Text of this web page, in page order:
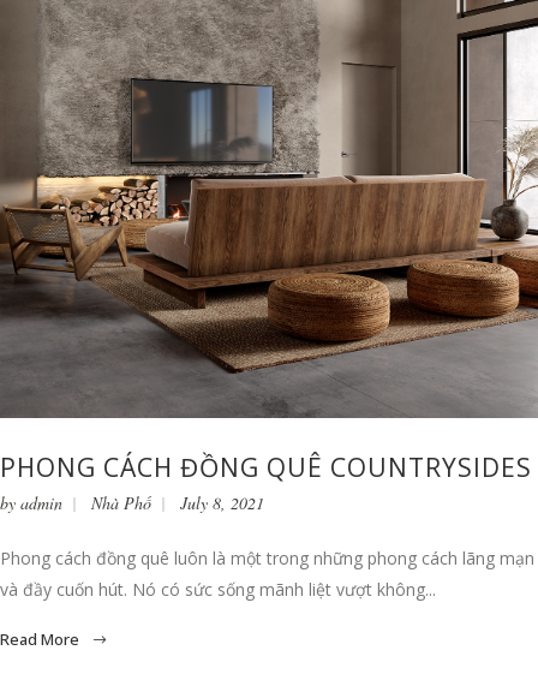
PHONG CÁCH ĐỒNG QUÊ COUNTRYSIDES
by admin Nhà Phố July 8, 2021
Phong cách đồng quê luôn là một trong những phong cách lãng mạn
và đầy cuốn hút. Nó có sức sống mãnh liệt vượt không...
Read More